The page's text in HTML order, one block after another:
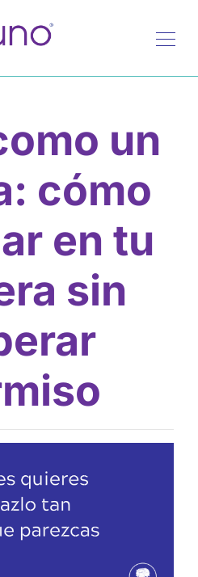
un
cómo
en tu
sin